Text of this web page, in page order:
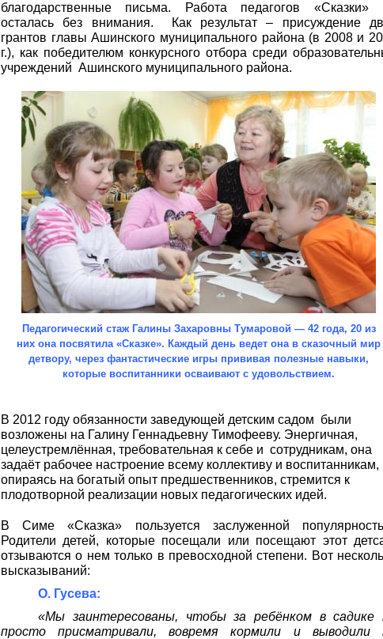
благодарственные письма. Работа педагогов «Сказки»
осталась без внимания. Как результат – присуждение
грантов главы Ашинского муниципального района (в 2008 и
г.), как победителюм конкурсного отбора среди
учреждений Ашинского муниципального района.
Педагогический стаж Галины Захаровны Тумаровой — 42 года, 20 из
них она посвятила «Сказке». Каждый день ведет она в сказочный мир
детвору, через фантастические игры прививая полезные навыки,
которые воспитанники осваивают с удовольствием.
В 2012 году обязанности заведующей детским садом были
возложены на Галину Геннадьевну Тимофееву. Энергичная,
целеустремлённая, требовательная к себе и сотрудникам, она
задаёт рабочее настроение всему коллективу и воспитанникам,
опираясь на богатый опыт предшественников, стремится к
плодотворной реализации новых педагогических идей.
В Симе «Сказка» пользуется заслуженной
Родители детей, которые посещали или посещают этот
отзываются о нем только в превосходной степени. Вот
высказываний:
О. Гусева:
«Мы заинтересованы, чтобы за ребёнком в садике
просто присматривали, вовремя кормили и выводили